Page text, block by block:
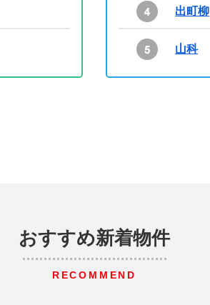
出町柳
山科
おすすめ新着物件
RECOMMEND